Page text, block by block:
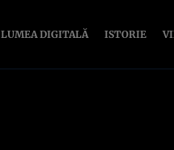
LUMEA DIGITALĂ ISTORIE